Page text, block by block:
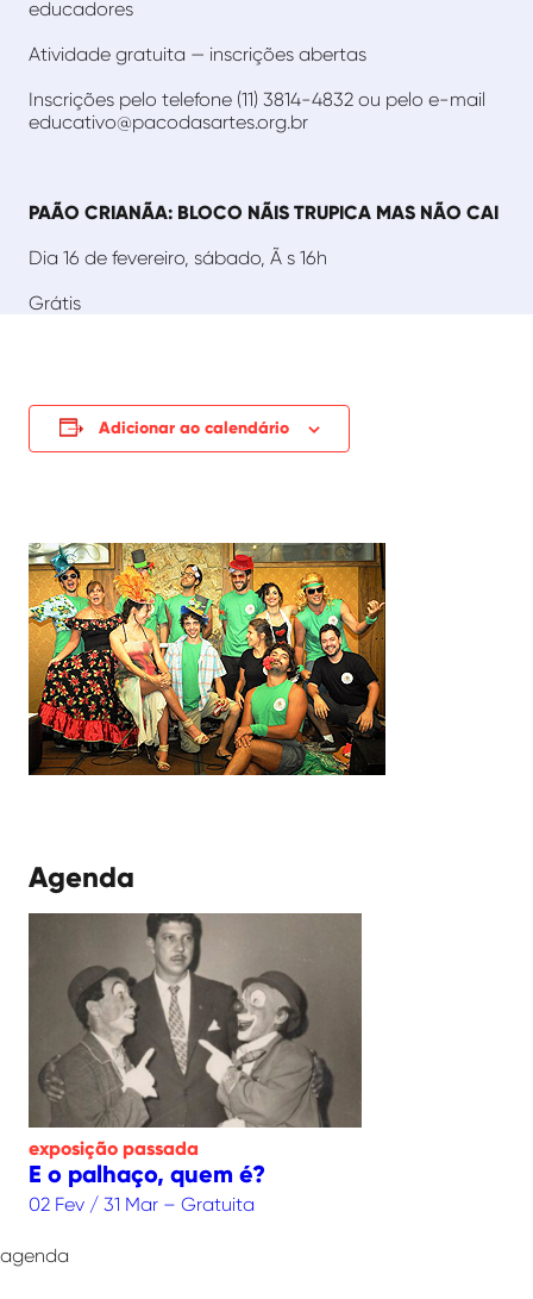
educadores
Atividade gratuita — inscrições abertas
Inscrições pelo telefone (11) 3814-4832 ou pelo e-mail
educativo@pacodasartes.org.br
PAÃO CRIANÃA: BLOCO NÃIS TRUPICA MAS NÃO CAI
Dia 16 de fevereiro, sábado, Ã s 16h
Grátis
Adicionar ao calendário
Agenda
exposição passada
E o palhaço, quem é?
02 Fev / 31 Mar – Gratuita
agenda